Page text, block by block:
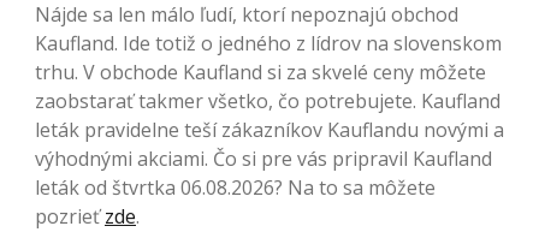
Nájde sa len málo ľudí, ktorí nepoznajú obchod
Kaufland. Ide totiž o jedného z lídrov na slovenskom
trhu. V obchode Kaufland si za skvelé ceny môžete
zaobstarať takmer všetko, čo potrebujete. Kaufland
leták pravidelne teší zákazníkov Kauflandu novými a
výhodnými akciami. Čo si pre vás pripravil Kaufland
leták od štvrtka 06.08.2026? Na to sa môžete
pozrieťzde.